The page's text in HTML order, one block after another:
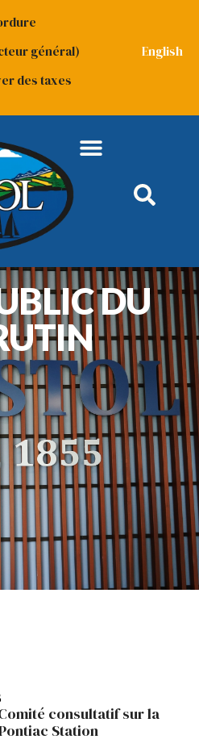
général)
des taxes
English
DU
consultatif sur la
Station